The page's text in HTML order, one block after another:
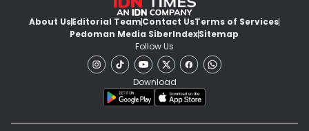
About UsEditorial TeamContact UsTerms of Services
Pedoman Media SiberIndexSitemap
Follow Us
Download